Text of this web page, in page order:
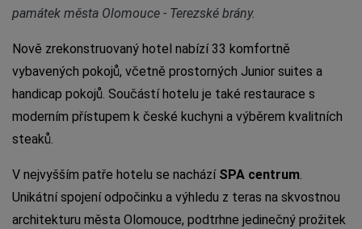
památek města Olomouce - Terezské brány.
Nově zrekonstruovaný hotel nabízí 33 komfortně
vybavených pokojů, včetně prostorných Junior suites a
handicap pokojů. Součástí hotelu je také restaurace s
moderním přístupem k české kuchyni a výběrem kvalitních
steaků.
V nejvyšším patře hotelu se nacházíSPA centrum.
Unikátní spojení odpočinku a výhledu z teras na skvostnou
architekturu města Olomouce, podtrhne jedinečný prožitek